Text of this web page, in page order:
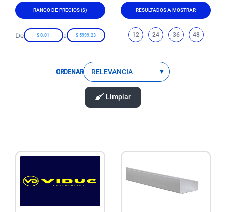
RANGO DE PRECIOS ($)
De a
RESULTADOS A MOSTRAR
12 24 36 48
ORDENAR
Limpiar